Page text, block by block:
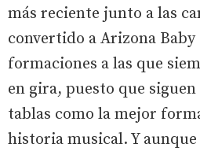
más reciente junto a las
convertido a Arizona Baby
formaciones a las que
en gira, puesto que siguen
tablas como la mejor
historia musical. Y